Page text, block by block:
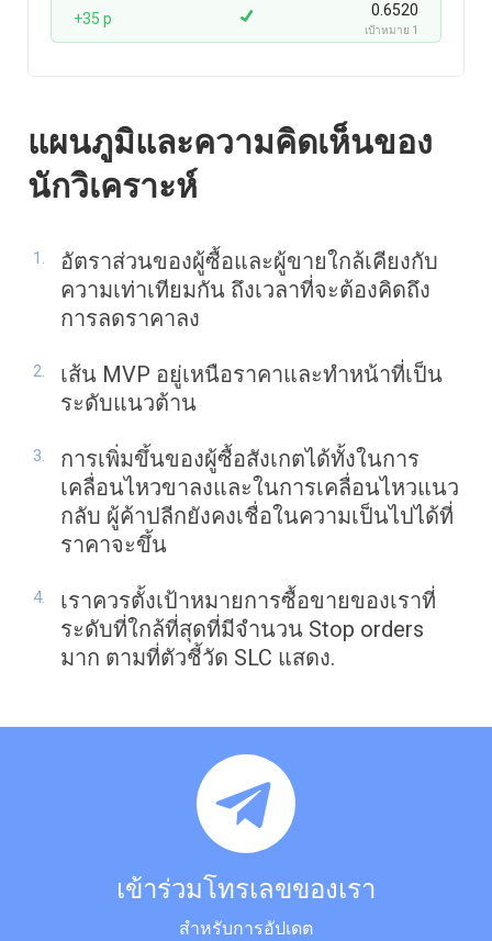
+35 p 0.6520
เป้าหมาย 1
แผนภูมิและความคิดเห็นของ
นักวิเคราะห์
อัตราส่วนของผู้ซื้อและผู้ขายใกล้เคียงกับ
ความเท่าเทียมกัน ถึงเวลาที่จะต้องคิดถึง
การลดราคาลง
เส้น MVP อยู่เหนือราคาและทำหน้าที่เป็น
ระดับแนวต้าน
การเพิ่มขึ้นของผู้ซื้อสังเกตได้ทั้งในการ
เคลื่อนไหวขาลงและในการเคลื่อนไหวแนว
กลับ ผู้ค้าปลีกยังคงเชื่อในความเป็นไปได้ที่
ราคาจะขึ้น
เราควรตั้งเป้าหมายการซื้อขายของเราที่
ระดับที่ใกล้ที่สุดที่มีจำนวน Stop orders
มาก ตามที่ตัวชี้วัด SLC แสดง.
เข้าร่วมโทรเลขของเรา
สำหรับการอัปเดต